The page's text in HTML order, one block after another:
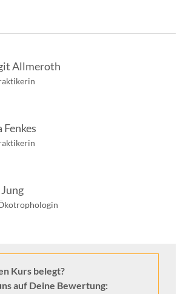
Allmeroth
Fenkes
Kurs belegt?
auf Deine Bewertung: